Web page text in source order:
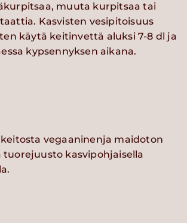
muuta kurpitsaa tai
Kasvisten vesipitoisuus
käytä keitinvettä aluksi 7-8 dl ja
kypsennyksen aikana.
vegaaninenja maidoton
tuorejuusto kasvipohjaisella